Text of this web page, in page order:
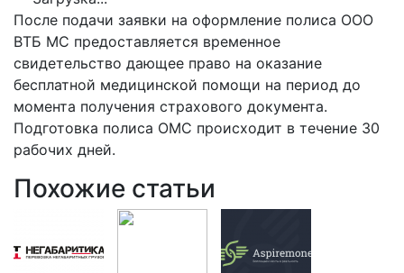
После подачи заявки на оформление полиса ООО
ВТБ МС предоставляется временное
свидетельство дающее право на оказание
бесплатной медицинской помощи на период до
момента получения страхового документа.
Подготовка полиса ОМС происходит в течение 30
рабочих дней.
Похожие статьи